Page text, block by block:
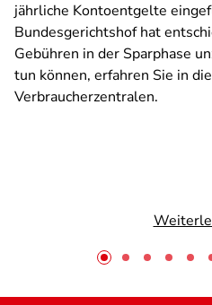
jährliche Kontoentgelte
Bundesgerichtshof hat
Gebühren in der Sparphase
tun können, erfahren Sie in
Verbraucherzentralen.